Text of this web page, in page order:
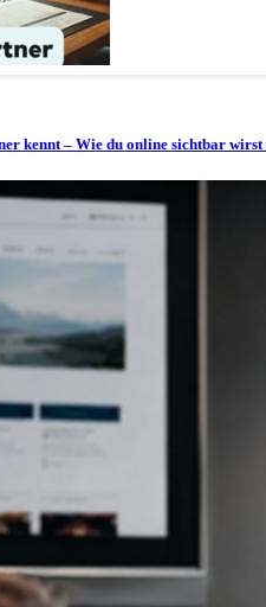
kennt – Wie du online sichtbar